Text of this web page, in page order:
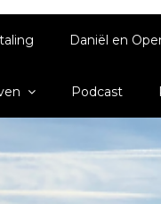
Daniël en
Podcast